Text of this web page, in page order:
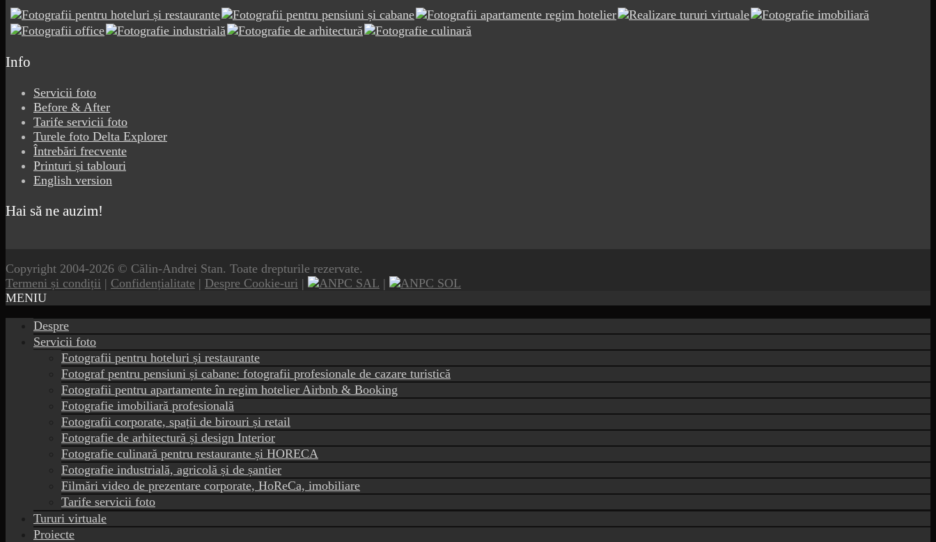
Info
Servicii foto
Before & After
Tarife servicii foto
Turele foto Delta Explorer
Întrebări frecvente
Printuri și tablouri
English version
Hai să ne auzim!
Copyright 2004-2026 © Călin-Andrei Stan. Toate drepturile rezervate.
Termeni și condiții | Confidențialitate | Despre Cookie-uri |
|
MENIU
Despre
Servicii foto
Fotografii pentru hoteluri și restaurante
Fotograf pentru pensiuni și cabane: fotografii profesionale de cazare turistică
Fotografii pentru apartamente în regim hotelier Airbnb & Booking
Fotografie imobiliară profesională
Fotografii corporate, spații de birouri și retail
Fotografie de arhitectură și design Interior
Fotografie culinară pentru restaurante și HORECA
Fotografie industrială, agricolă și de șantier
Filmări video de prezentare corporate, HoReCa, imobiliare
Tarife servicii foto
Tururi virtuale
Proiecte